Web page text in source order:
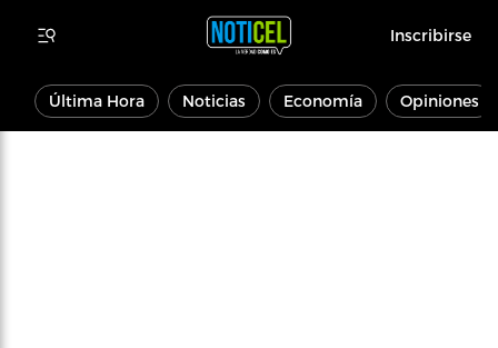
Inscribirse
Última Hora Noticias Economía Opiniones